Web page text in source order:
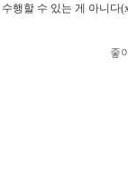
수행할 수 있는 게 아니다
좋